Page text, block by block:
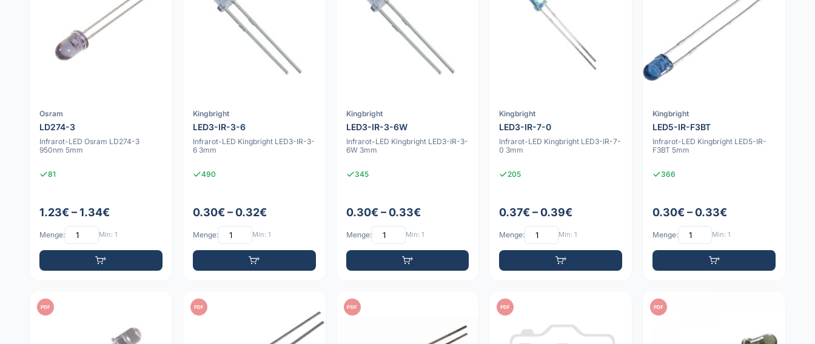
Osram
LD274-3
Infrarot-LED Osram LD274-3
950nm 5mm
81
1.23€ – 1.34€
Menge: Min: 1
Kingbright
LED3-IR-3-6
Infrarot-LED Kingbright LED3-IR-3-
6 3mm
490
0.30€ – 0.32€
Menge: Min: 1
Kingbright
LED3-IR-3-6W
Infrarot-LED Kingbright LED3-IR-3-
6W 3mm
345
0.30€ – 0.33€
Menge: Min: 1
Kingbright
LED3-IR-7-0
Infrarot-LED Kingbright LED3-IR-7-
0 3mm
205
0.37€ – 0.39€
Menge: Min: 1
Kingbright
LED5-IR-F3BT
Infrarot-LED Kingbright LED5-IR-
F3BT 5mm
366
0.30€ – 0.33€
Menge: Min: 1
PDF PDF PDF PDF PDF